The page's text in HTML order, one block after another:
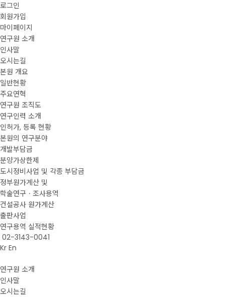
로그인
회원가입
마이페이지
연구원 소개
인사말
오시는길
본원 개요
일반현황
주요연혁
연구원 조직도
연구인력 소개
인허가, 등록 현황
본원의 연구분야
개발부담금
분양가상한제
도시정비사업 및 각종 부담금
정부원가계산 및
학술연구ㆍ조사용역
건설공사 원가계산
출판사업
연구용역 실적현황
02-3143-0041
Kr En
연구원 소개
인사말
오시는길